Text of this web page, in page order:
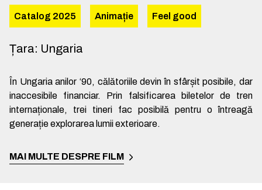
Catalog 2025 Animație Feel good
Țara: Ungaria
În Ungaria anilor ‘90, călătoriile devin în sfârșit posibile, dar
inaccesibile financiar. Prin falsificarea biletelor de tren
internaționale, trei tineri fac posibilă pentru o întreagă
generație explorarea lumii exterioare.
MAI MULTE DESPRE FILM